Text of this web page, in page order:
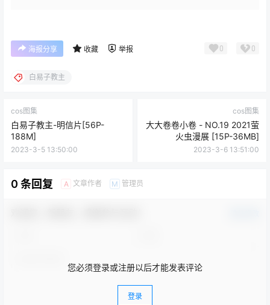
海报分享 收藏 举报 0 0
白易子教主
cos图集
白易子教主-明信片[56P-
188M]
2023-3-5 13:50:00
cos图集
大大卷卷小卷 - NO.19 2021萤
火虫漫展 [15P-36MB]
2023-3-6 13:51:00
0 条回复 A 文章作者 M 管理员
您必须登录或注册以后才能发表评论
登录